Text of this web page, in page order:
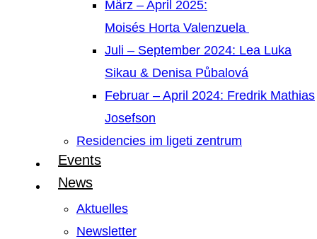
März – April 2025:
Moisés Horta Valenzuela
Juli – September 2024: Lea Luka
Sikau & Denisa Půbalová
Februar – April 2024: Fredrik Mathias
Josefson
Residencies im ligeti zentrum
Events
News
Aktuelles
Newsletter